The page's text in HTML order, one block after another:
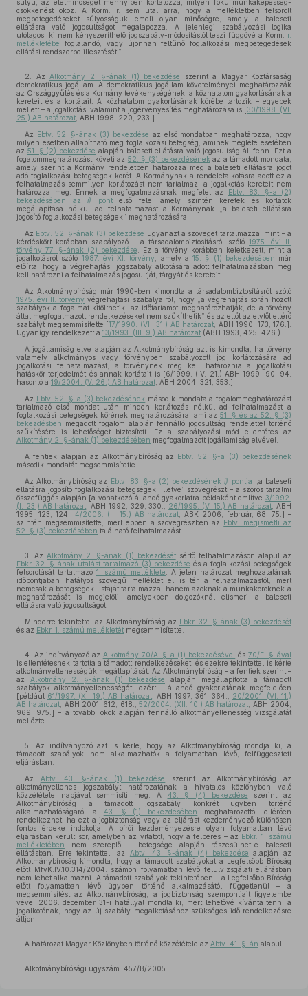
súlyú, az életminőséget mennyiben korlátozza, milyen fokú munkaképesség-
csökkenést okoz. A Korm. r. sem utal arra, hogy a mellékletben felsorolt
megbetegedéseket súlyosságuk emeli olyan minőségre, amely a baleseti
ellátásra való jogosultságot megalapozza. A jelenlegi szabályozási logika
utólagos, ki nem kényszeríthető jogszabály-módosítástól teszi függővé a Korm. r.
mellékletébe foglalandó, vagy újonnan feltűnő foglalkozási megbetegedések
ellátási rendszerbe illesztését.”
2. Az Alkotmány 2. §-ának (1) bekezdése szerint a Magyar Köztársaság
demokratikus jogállam. A demokratikus jogállam követelményei meghatározzák
az Országgyűlés és a Kormány tevékenységének, a közhatalom gyakorlásának a
kereteit és a korlátait. A közhatalom gyakorlásának körébe tartozik – egyebek
mellett – a jogalkotás, valamint a jogérvényesítés meghatározása is [30/1998. (VI.
25.) AB határozat , ABH 1998, 220, 233.].
Az Ebtv. 52. §-ának (3) bekezdése az első mondatban meghatározza, hogy
milyen esetben állapítható meg foglalkozási betegség, aminek megléte esetében
az 51. § (2) bekezdése alapján baleseti ellátásra való jogosultság áll fenn. Ezt a
fogalommeghatározást követi az 52. § (3) bekezdésének az a támadott mondata,
amely szerint a Kormány rendeletben határozza meg a baleseti ellátásra jogot
adó foglalkozási betegségek körét. A Kormánynak a rendeletalkotásra adott ez a
felhatalmazás semmilyen korlátozást nem tartalmaz, a jogalkotás kereteit nem
határozza meg. Ennek a megfogalmazásnak megfelel az
Ebtv. 83. §-a (2)
bekezdésében az i) pontelső fele, amely szintén keretek és korlátok
megállapítása nélkül ad felhatalmazást a Kormánynak „a baleseti ellátásra
jogosító foglalkozási betegségek” meghatározására.
Az Ebtv. 52. §-ának (3) bekezdése ugyanazt a szöveget tartalmazza, mint – a
kérdéskört korábban szabályozó – a társadalombiztosításról szóló 1975. évi II.
törvény 77. §-ának (2) bekezdése . Ez a törvény korábban keletkezett, mint a
jogalkotásról szóló 1987. évi XI. törvény , amely a 15. § (1) bekezdésében már
előírta, hogy a végrehajtási jogszabály alkotására adott felhatalmazásban meg
kell határozni a felhatalmazás jogosultját, tárgyát és kereteit.
Az Alkotmánybíróság már 1990-ben kimondta a társadalombiztosításról szóló
1975. évi II. törvény végrehajtási szabályairól, hogy „a végrehajtás során hozott
szabályok a fogalmat kitölthetik, az időtartamot meghatározhatják, de a törvény
által megfogalmazott rendelkezéseket nem szűkíthetik” és az ettől az elvtől eltérő
szabályt megsemmisítette [17/1990. (VII. 31.) AB határozat , ABH 1990, 173, 176.].
Ugyanígy rendelkezett a 13/1993. (III. 9.) AB határozat (ABH 1993, 425, 426.).
A jogállamiság elve alapján az Alkotmánybíróság azt is kimondta, ha törvény
valamely alkotmányos vagy törvényben szabályozott jog korlátozására ad
jogalkotási felhatalmazást, a törvénynek meg kell határoznia a jogalkotási
hatáskör terjedelmét és annak korlátait is [6/1999. (IV. 21.) ABH 1999, 90, 94.
hasonló a 19/2004. (V. 26.) AB határozat , ABH 2004, 321, 353.].
Az Ebtv. 52. §-a (3) bekezdésének második mondata a fogalommeghatározást
tartalmazó első mondat után minden korlátozás nélkül ad felhatalmazást a
foglalkozási betegségek körének meghatározására, ami az 51. § és az 52. § (3)
bekezdésben megadott fogalom alapján fennálló jogosultság rendelettel történő
szűkítésére is lehetőséget biztosított. Ez a szabályozási mód ellentétes az
Alkotmány 2. §-ának (1) bekezdésében megfogalmazott jogállamiság elvével.
A fentiek alapján az Alkotmánybíróság az Ebtv. 52. §-a (3) bekezdésének
második mondatát megsemmisítette.
Az Alkotmánybíróság az Ebtv. 83. §-a (2) bekezdéséneki) pontja „a baleseti
ellátásra jogosító foglalkozási betegségek, illetve” szövegrészt – a szoros tartalmi
összefüggés alapján [a vonatkozó állandó gyakorlatra példaként említve 3/1992.
(I. 23.) AB határozat , ABH 1992, 329, 330.; 26/1995. (V. 15.) AB határozat , ABH
1995, 123, 124.;4/2006. (II. 15.) AB határozat , ABK 2006, február, 68, 75.] –
szintén megsemmisítette, mert ebben a szövegrészben az Ebtv. megismétli az
52. § (3) bekezdésében található felhatalmazást.
3. Az Alkotmány 2. §-ának (1) bekezdésétsértő felhatalmazáson alapul az
Ebkr. 32. §-ának utalást tartalmazó (3) bekezdése és a foglalkozási betegségek
felsorolását tartalmazó 1. számú melléklete . A jelen határozat meghozatalának
időpontjában hatályos szövegű melléklet el is tér a felhatalmazástól, mert
nemcsak a betegségek listáját tartalmazza, hanem azoknak a munkaköröknek a
meghatározását is megjelöli, amelyekben dolgozóknál elismeri a baleseti
ellátásra való jogosultságot.
Minderre tekintettel az Alkotmánybíróság az Ebkr. 32. §-ának (3) bekezdését
és az Ebkr. 1. számú mellékletét megsemmisítette.
4. Az indítványozó az Alkotmány 70/A. §-a (1) bekezdésével és70/E. §-ával
is ellentétesnek tartotta a támadott rendelkezéseket, és ezekre tekintettel is kérte
alkotmányellenességük megállapítását. Az Alkotmánybíróság – a fentiek szerint –
az Alkotmány 2. §-ának (1) bekezdése alapján megállapította a támadott
szabályok alkotmányellenességét, ezért – állandó gyakorlatának megfelelően
[például 61/1997. (XI. 19.) AB határozat , ABH 1997, 361, 364.; 20/2001. (VI. 11.)
AB határozat , ABH 2001, 612, 618.;52/2004. (XII. 10.) AB határozat , ABH 2004,
969, 975.] – a további okok alapján fennálló alkotmányellenesség vizsgálatát
mellőzte.
5. Az indítványozó azt is kérte, hogy az Alkotmánybíróság mondja ki, a
támadott szabályok nem alkalmazhatók a folyamatban lévő, felfüggesztett
eljárásban.
Az
Abtv. 43. §-ának (1) bekezdése
szerint az Alkotmánybíróság az
alkotmányellenes jogszabályt határozatának a hivatalos közlönyben való
közzététele napjával semmisíti meg. A 43. § (4) bekezdése szerint az
Alkotmánybíróság a támadott jogszabály konkrét ügyben történő
alkalmazhatóságáról a 43. § (1) bekezdésében
meghatározottól eltérően
rendelkezhet, ha ezt a jogbiztonság vagy az eljárást kezdeményező különösen
fontos érdeke indokolja. A bírói kezdeményezésre olyan folyamatban lévő
eljárásban került sor, amelyben az vitatott, hogy a felperes – az Ebkr. 1. számú
mellékletében nem szereplő – betegsége alapján részesülhet-e baleseti
ellátásban. Erre tekintettel, az Abtv. 43. §-ának (4) bekezdése alapján az
Alkotmánybíróság kimondta, hogy a támadott szabályokat a Legfelsőbb Bíróság
előtt MfvK.IV.10.314/2004. számon folyamatban lévő felülvizsgálati eljárásban
nem lehet alkalmazni. A támadott szabályok tekintetében – a Legfelsőbb Bíróság
előtt folyamatban lévő ügyben történő alkalmazásától függetlenül – a
megsemmisítést az Alkotmánybíróság, a jogbiztonság szempontjait figyelembe
véve, 2006. december 31-i hatállyal mondta ki, mert lehetővé kívánta tenni a
jogalkotónak, hogy az új szabály megalkotásához szükséges idő rendelkezésre
álljon.
A határozat Magyar Közlönyben történő közzététele az Abtv. 41. §-án alapul.
Alkotmánybírósági ügyszám: 457/B/2005.